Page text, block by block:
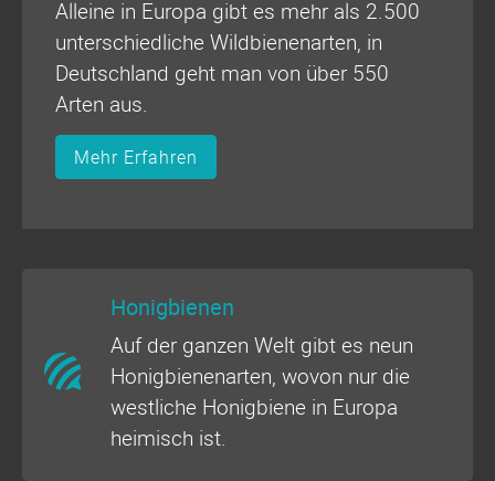
Alleine in Europa gibt es mehr als 2.500
unterschiedliche Wildbienenarten, in
Deutschland geht man von über 550
Arten aus.
Mehr Erfahren
Honigbienen
Auf der ganzen Welt gibt es neun
Honigbienenarten, wovon nur die
westliche Honigbiene in Europa
heimisch ist.